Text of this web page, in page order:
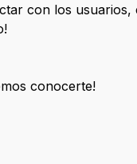
con los
conocerte!